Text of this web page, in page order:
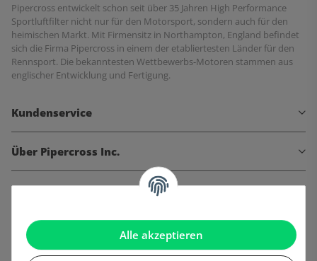
Alle akzeptieren
Pipercross entwickelt schon seit über 35 Jahren High Performance
Sportluftfilter nicht nur für den Motorsport, sondern auch für den
heimischen Markt. Mit Firmensitz in Northampton, England befindet
sich die Firma Pipercross in einem der etabliertesten Länder für den
Rennsport. Die bekanntesten Wettbewerbs-Motoren stammen aus
englischer Entwicklung und Fertigung.
Kundenservice
Über Pipercross Inc.
Informationen
Gesetzliche Informationen